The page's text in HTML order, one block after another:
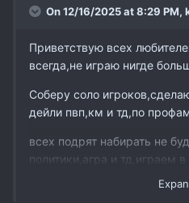
On 12/16/2025 at 8:29 PM,
Приветствую всех
всегда,не играю нигде
Соберу соло
дейли пвп,км и тд,по
всех подрят набирать не
политики,агра и тд,играем
обязателен,с донатом,в
знакомых,устроить как